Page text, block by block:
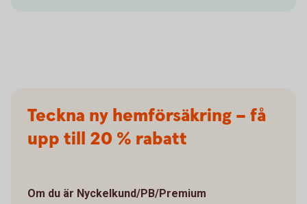
Teckna ny hemförsäkring – få
upp till 20 % rabatt
Om du är Nyckelkund/PB/Premium